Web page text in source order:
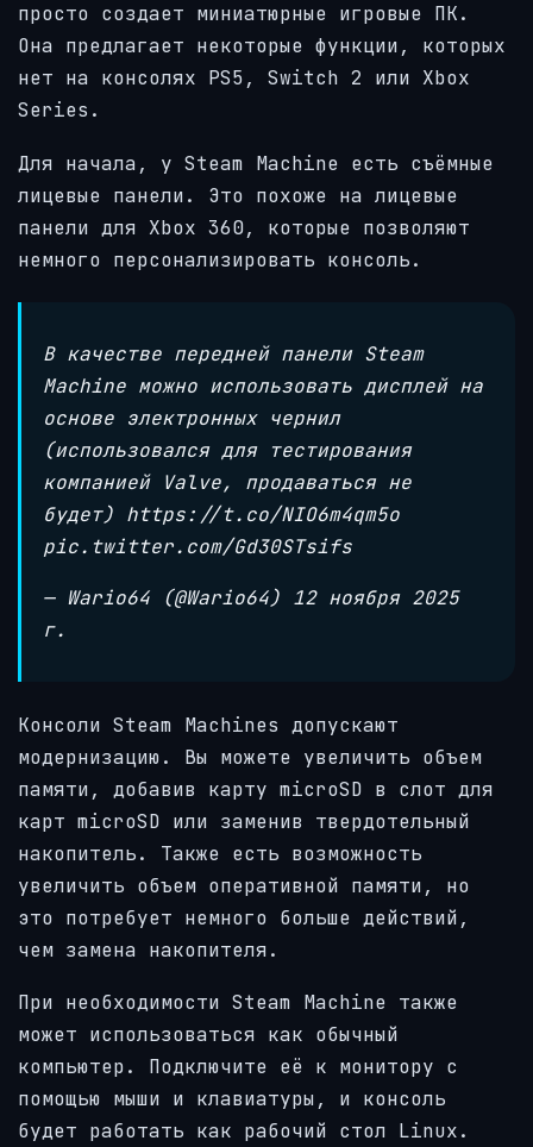
просто создает миниатюрные игровые ПК.
Она предлагает некоторые функции, которых
нет на консолях PS5, Switch 2 или Xbox
Series.
Для начала, у Steam Machine есть съёмные
лицевые панели. Это похоже на лицевые
панели для Xbox 360, которые позволяют
немного персонализировать консоль.
В качестве передней панели Steam
Machine можно использовать дисплей на
основе электронных чернил
(использовался для тестирования
компанией Valve, продаваться не
будет) https://t.co/NIO6m4qm5o
pic.twitter.com/Gd30STsifs
— Wario64 (@Wario64) 12 ноября 2025
г.
Консоли Steam Machines допускают
модернизацию. Вы можете увеличить объем
памяти, добавив карту microSD в слот для
карт microSD или заменив твердотельный
накопитель. Также есть возможность
увеличить объем оперативной памяти, но
это потребует немного больше действий,
чем замена накопителя.
При необходимости Steam Machine также
может использоваться как обычный
компьютер. Подключите её к монитору с
помощью мыши и клавиатуры, и консоль
будет работать как рабочий стол Linux.